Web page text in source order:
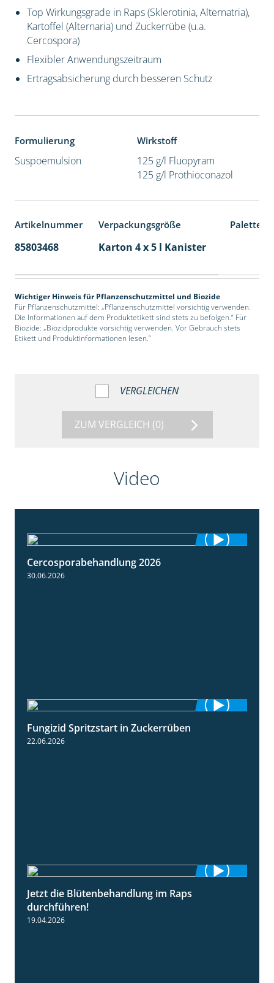
Top Wirkungsgrade in Raps (Sklerotinia, Alternatria),
Kartoffel (Alternaria) und Zuckerrübe (u.a.
Cercospora)
Flexibler Anwendungszeitraum
Ertragsabsicherung durch besseren Schutz
Formulierung
Suspoemulsion
Wirkstoff
125 g/l Fluopyram
125 g/l Prothioconazol
Artikelnummer Verpackungsgröße
85803468 Karton 4 x 5 l Kanister
Wichtiger Hinweis für Pflanzenschutzmittel und Biozide
Für Pflanzenschutzmittel: „Pflanzenschutzmittel vorsichtig verwenden.
Die Informationen auf dem Produktetikett sind stets zu befolgen.“ Für
Biozide: „Biozidprodukte vorsichtig verwenden. Vor Gebrauch stets
Etikett und Produktinformationen lesen.“
VERGLEICHEN
ZUM VERGLEICH (0)
Video
Cercosporabehandlung 2026
30.06.2026
Fungizid Spritzstart in Zuckerrüben
22.06.2026
Jetzt die Blütenbehandlung im Raps
durchführen!
19.04.2026